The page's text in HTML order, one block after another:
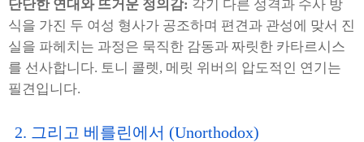
단단한 연대와 뜨거운 정의감: 각기 다른 성격과 수사 방
식을 가진 두 여성 형사가 공조하며 편견과 관성에 맞서 진
실을 파헤치는 과정은 묵직한 감동과 짜릿한 카타르시스
를 선사합니다. 토니 콜렛, 메릿 위버의 압도적인 연기는
필견입니다.
2. 그리고 베를린에서 (Unorthodox)